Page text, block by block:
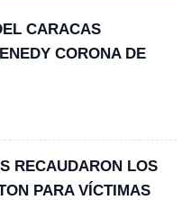
CARACAS
CORONA DE
RECAUDARON LOS
PARA VÍCTIMAS